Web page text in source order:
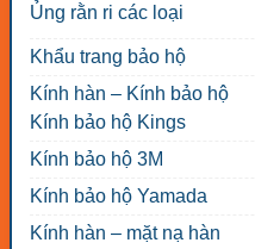
Ủng rằn ri các loại
Khẩu trang bảo hộ
Kính hàn – Kính bảo hộ
Kính bảo hộ Kings
Kính bảo hộ 3M
Kính bảo hộ Yamada
Kính hàn – mặt nạ hàn